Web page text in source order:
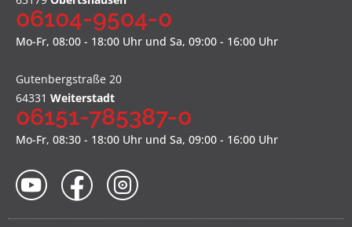
06104-9504-0
Mo-Fr, 08:00 - 18:00 Uhr und Sa, 09:00 - 16:00 Uhr
Gutenbergstraße 20
64331 Weiterstadt
06151-785387-0
Mo-Fr, 08:30 - 18:00 Uhr und Sa, 09:00 - 16:00 Uhr